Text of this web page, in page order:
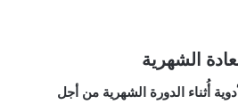
الشهرية
أُثناء الدورة الشهرية من أجل